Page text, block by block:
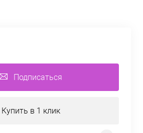
Подписаться
Купить в 1 клик